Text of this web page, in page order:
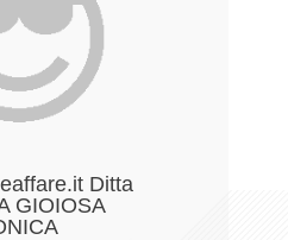
Ditta
GIOIOSA